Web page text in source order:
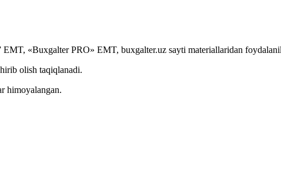
EMT, «Buxgalter PRO» EMT, buxgalter.uz sayti materiallaridan
olish taqiqlanadi.
himoyalangan.